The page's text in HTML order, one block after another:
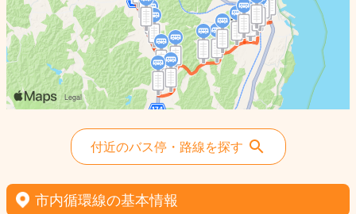
付近のバス停・路線を探す
市内循環線の基本情報